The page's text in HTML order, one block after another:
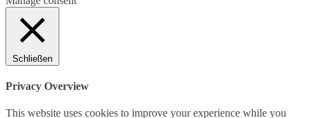
Schließen
Privacy Overview
This website uses cookies to improve your experience while you